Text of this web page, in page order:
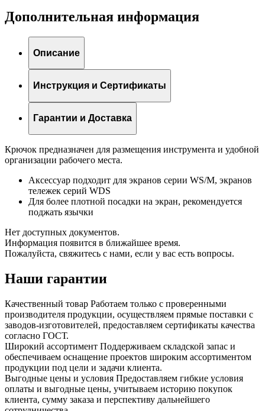
Дополнительная информация
Описание
Инструкция и Сертификаты
Гарантии и Доставка
Крючок предназначен для размещения инструмента и удобной
организации рабочего места.
Аксессуар подходит для экранов серии WS/M, экранов
тележек серий WDS
Для более плотной посадки на экран, рекомендуется
поджать язычки
Нет доступных документов.
Информация появится в ближайшее время.
Пожалуйста, свяжитесь с нами, если у вас есть вопросы.
Наши гарантии
Качественный товар Работаем только с проверенными
производителя продукции, осуществляем прямые поставки с
заводов-изготовителей, предоставляем сертификаты качества
согласно ГОСТ.
Широкий ассортимент Поддерживаем складской запас и
обеспечиваем оснащение проектов широким ассортиментом
продукции под цели и задачи клиента.
Выгодные цены и условия Предоставляем гибкие условия
оплаты и выгодные цены, учитываем историю покупок
клиента, сумму заказа и перспективу дальнейшего